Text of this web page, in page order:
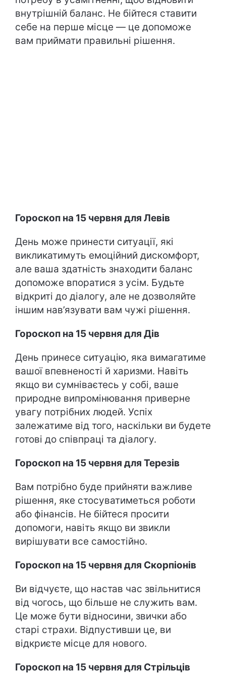
внутрішній баланс. Не бійтеся ставити
себе на перше місце — це допоможе
вам приймати правильні рішення.
Гороскоп на 15 червня для Левів
День може принести ситуації, які
викликатимуть емоційний дискомфорт,
але ваша здатність знаходити баланс
допоможе впоратися з усім. Будьте
відкриті до діалогу, але не дозволяйте
іншим нав’язувати вам чужі рішення.
Гороскоп на 15 червня для Дів
День принесе ситуацію, яка вимагатиме
вашої впевненості й харизми. Навіть
якщо ви сумніваєтесь у собі, ваше
природне випромінювання приверне
увагу потрібних людей. Успіх
залежатиме від того, наскільки ви будете
готові до співпраці та діалогу.
Гороскоп на 15 червня для Терезів
Вам потрібно буде прийняти важливе
рішення, яке стосуватиметься роботи
або фінансів. Не бійтеся просити
допомоги, навіть якщо ви звикли
вирішувати все самостійно.
Гороскоп на 15 червня для Скорпіонів
Ви відчуєте, що настав час звільнитися
від чогось, що більше не служить вам.
Це може бути відносини, звички або
старі страхи. Відпустивши це, ви
відкриєте місце для нового.
Гороскоп на 15 червня для Стрільців